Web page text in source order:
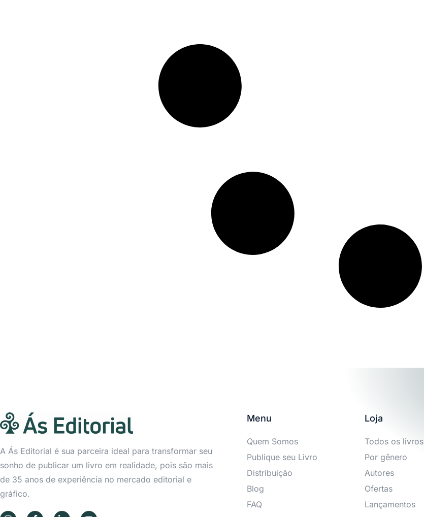
A Ás Editorial é sua parceira ideal para transformar seu
sonho de publicar um livro em realidade, pois são mais
de 35 anos de experiência no mercado editorial e
gráfico.
Menu
Quem Somos
Publique seu Livro
Distribuição
Blog
FAQ
Loja
Todos os livros
Por gênero
Autores
Ofertas
Lançamentos